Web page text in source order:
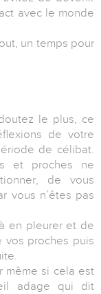
avec le monde
un temps pour
le plus, ce
de votre
de célibat.
et proches ne
de vous
vous n’êtes pas
en pleurer et de
vos proches puis
même si cela est
adage qui dit